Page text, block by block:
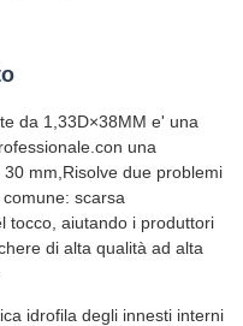
da 1,33D×38MM e' una
una
mm,Risolve due problemi
scarsa
tocco, aiutando i produttori
di alta qualità ad alta
idrofila degli innesti interni